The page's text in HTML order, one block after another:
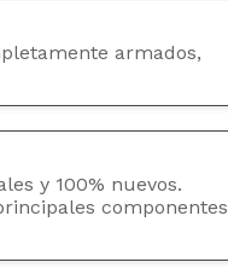
armados,
y 100% nuevos.
componentes